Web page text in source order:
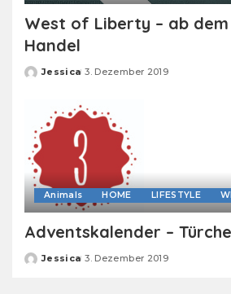
West of Liberty – ab dem
Handel
Posted
Jessica 3. Dezember 2019
Animals HOME LIFESTYLE
Adventskalender –
Posted
Jessica 3. Dezember 2019